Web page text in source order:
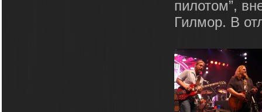
пилотом”,
Гилмор. В